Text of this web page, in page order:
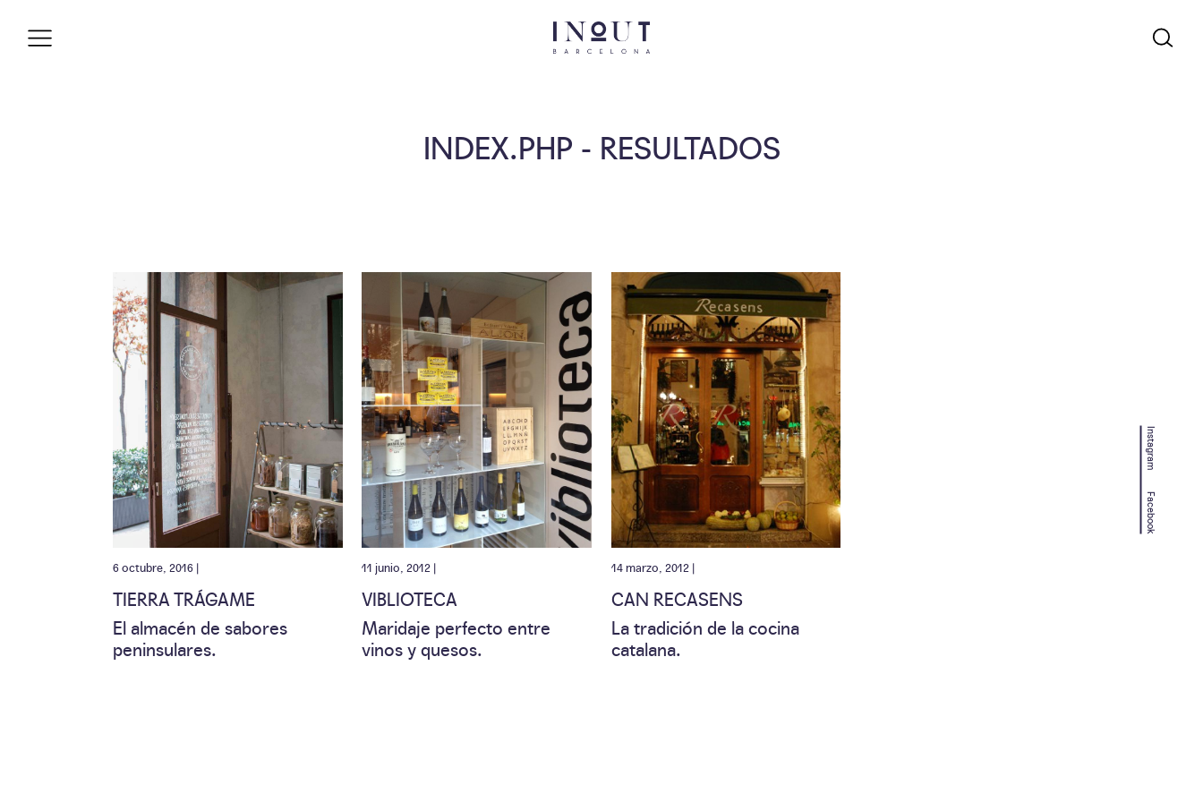
Instagram
Facebook
INDEX.PHP - RESULTADOS
6 octubre, 2016 |
TIERRA TRÁGAME
El almacén de sabores
peninsulares.
11 junio, 2012 |
VIBLIOTECA
Maridaje perfecto entre
vinos y quesos.
14 marzo, 2012 |
CAN RECASENS
La tradición de la cocina
catalana.